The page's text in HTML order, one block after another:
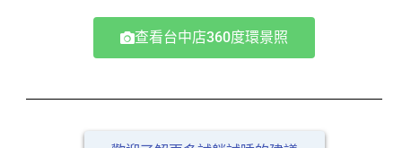
查看台中店360度環景照